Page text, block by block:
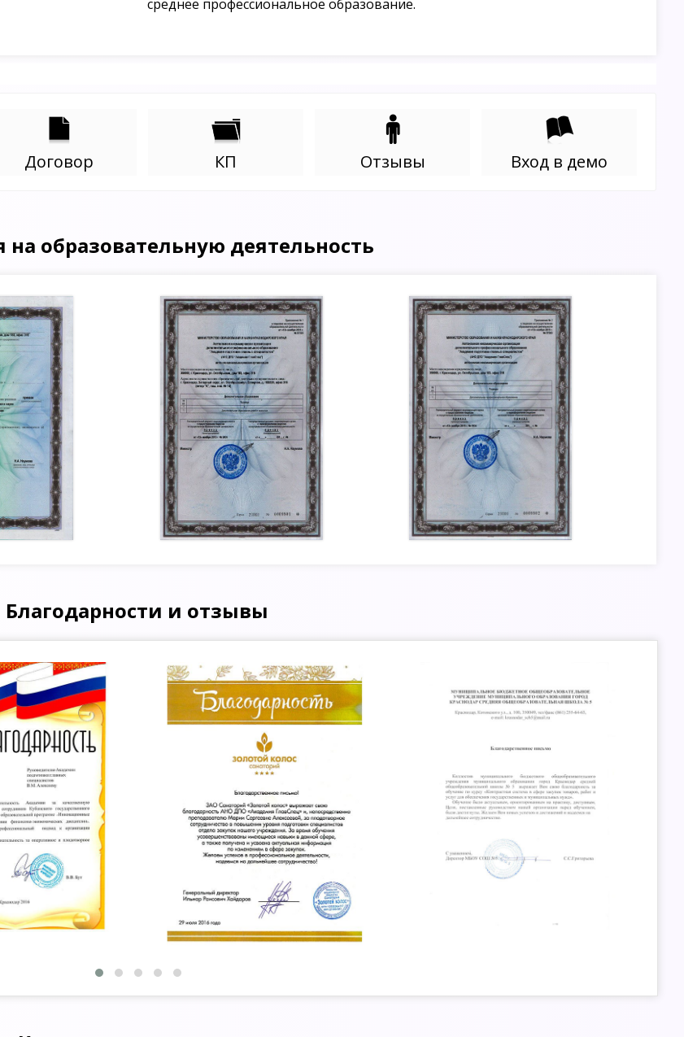
среднее профессиональное образование.
Договор КП Отзывы Вход в демо
образовательную деятельность
Благодарности и отзывы